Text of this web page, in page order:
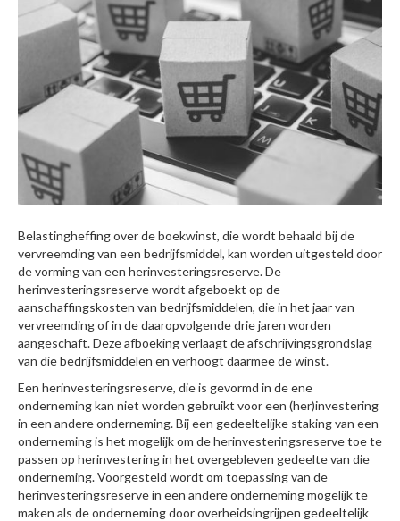
Belastingheffing over de boekwinst, die wordt behaald bij de
vervreemding van een bedrijfsmiddel, kan worden uitgesteld door
de vorming van een herinvesteringsreserve. De
herinvesteringsreserve wordt afgeboekt op de
aanschaffingskosten van bedrijfsmiddelen, die in het jaar van
vervreemding of in de daaropvolgende drie jaren worden
aangeschaft. Deze afboeking verlaagt de afschrijvingsgrondslag
van die bedrijfsmiddelen en verhoogt daarmee de winst.
Een herinvesteringsreserve, die is gevormd in de ene
onderneming kan niet worden gebruikt voor een (her)investering
in een andere onderneming. Bij een gedeeltelijke staking van een
onderneming is het mogelijk om de herinvesteringsreserve toe te
passen op herinvestering in het overgebleven gedeelte van die
onderneming. Voorgesteld wordt om toepassing van de
herinvesteringsreserve in een andere onderneming mogelijk te
maken als de onderneming door overheidsingrijpen gedeeltelijk